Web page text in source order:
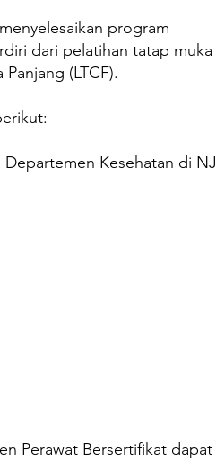
program
dari pelatihan tatap muka
(LTCF).
Kesehatan di NJ
Perawat Bersertifikat dapat